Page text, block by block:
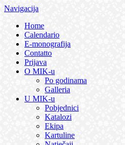
Navigacija
Home
Calendario
E-monografija
Contatto
Prijava
O MIK-u
Po godinama
Galleria
U MIK-u
Pobjednici
Katalozi
Ekipa
Kartuline